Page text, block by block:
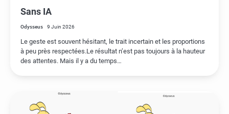
Sans IA
Odysseus 9 Juin 2026
Le geste est souvent hésitant, le trait incertain et les proportions
à peu près respectées.Le résultat n’est pas toujours à la hauteur
des attentes. Mais il y a du temps…